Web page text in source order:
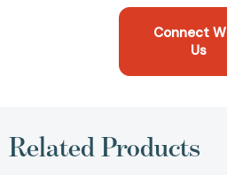
Connect
Us
Related Products